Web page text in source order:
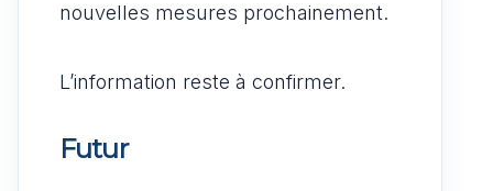
nouvelles mesures prochainement.
L’information reste à confirmer.
Futur